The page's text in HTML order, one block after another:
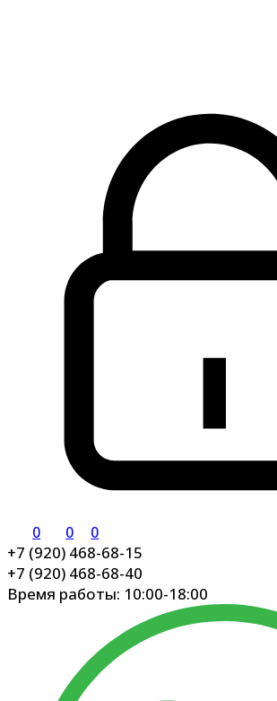
0 0 0
+7 (920) 468-68-15
+7 (920) 468-68-40
Время работы: 10:00-18:00